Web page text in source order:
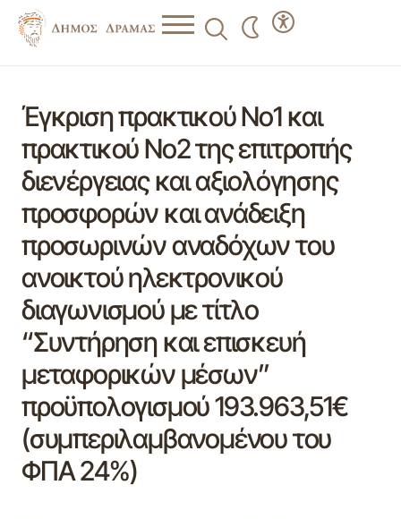
Έγκριση πρακτικού Νο1 και
πρακτικού Νο2 της επιτροπής
διενέργειας και αξιολόγησης
προσφορών και ανάδειξη
προσωρινών αναδόχων του
ανοικτού ηλεκτρονικού
διαγωνισμού με τίτλο
“Συντήρηση και επισκευή
μεταφορικών μέσων”
προϋπολογισμού 193.963,51€
(συμπεριλαμβανομένου του
ΦΠΑ 24%)